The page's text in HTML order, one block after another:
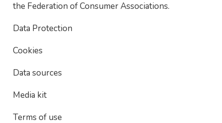
the Federation of Consumer Associations.
Data Protection
Cookies
Data sources
Media kit
Terms of use